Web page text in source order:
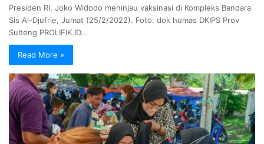
Presiden RI, Joko Widodo meninjau vaksinasi di Kompleks Bandara
Sis Al-Djufrie, Jumat (25/2/2022). Foto: dok humas DKIPS Prov
Sulteng PROLIFIK.ID…
Read More »